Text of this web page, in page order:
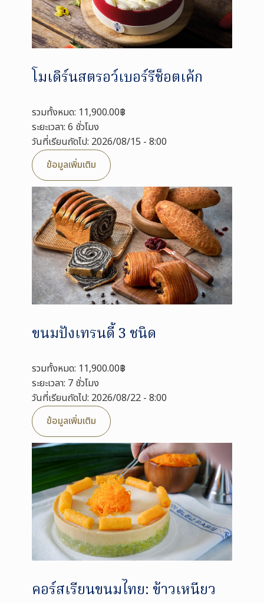
โมเดิร์นสตรอว์เบอร์รีช็อตเค้ก
รวมทั้งหมด: 11,900.00฿
ระยะเวลา: 6 ชั่วโมง
วันที่เรียนถัดไป: 2026/08/15 - 8:00
ข้อมูลเพิ่มเติม
ขนมปังเทรนดี้ 3 ชนิด
รวมทั้งหมด: 11,900.00฿
ระยะเวลา: 7 ชั่วโมง
วันที่เรียนถัดไป: 2026/08/22 - 8:00
ข้อมูลเพิ่มเติม
คอร์สเรียนขนมไทย: ข้าวเหนียว